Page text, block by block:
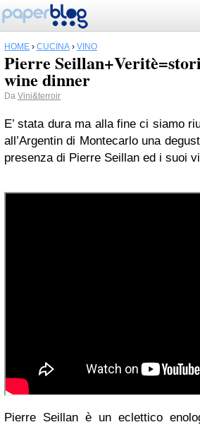
HOME › CUCINA › VINO
Pierre
wine dinner
Da Vini&terroir
E’ stata dura ma alla fine ci siamo
all’Argentin di Montecarlo una
presenza di Pierre Seillan ed i suoi
Pierre Seillan è un eclettico